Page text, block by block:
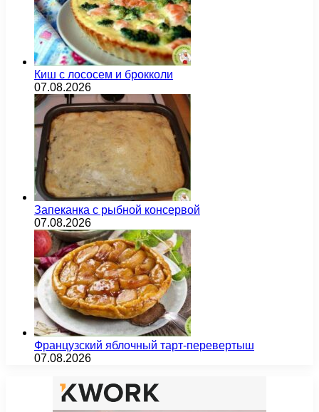
Киш с лососем и брокколи
07.08.2026
Запеканка с рыбной консервой
07.08.2026
Французский яблочный тарт-перевертыш
07.08.2026